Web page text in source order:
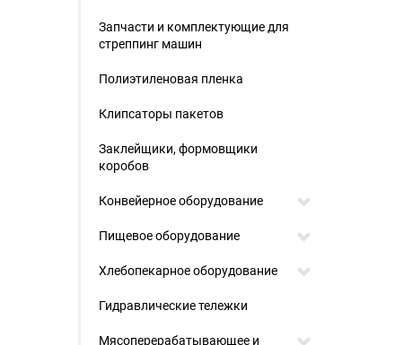
Запчасти и комплектующие для
стреппинг машин
Полиэтиленовая пленка
Клипсаторы пакетов
Заклейщики, формовщики
коробов
Конвейерное оборудование
Пищевое оборудование
Хлебопекарное оборудование
Гидравлические тележки
Мясоперерабатывающее и